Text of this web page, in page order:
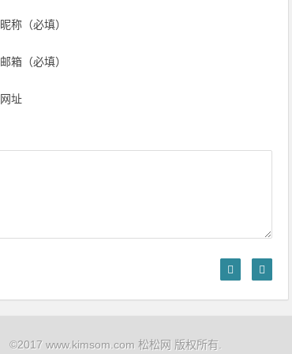
昵称（必填）
邮箱（必填）
网址
©2017 www.kimsom.com 松松网 版权所有.